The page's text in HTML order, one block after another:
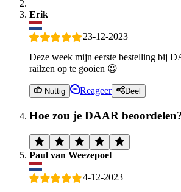
Erik
23-12-2023
Deze week mijn eerste bestelling bij
railzen op te gooien 😉
Nuttig Reageer Deel
Hoe zou je DAAR
Paul van Weezepoel
4-12-2023